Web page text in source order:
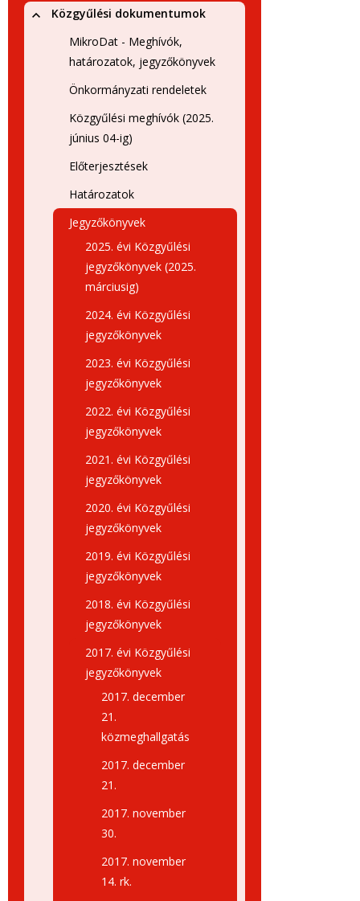
Közgyűlési dokumentumok
MikroDat - Meghívók,
határozatok, jegyzőkönyvek
Önkormányzati rendeletek
Közgyűlési meghívók (2025.
június 04-ig)
Előterjesztések
Határozatok
Jegyzőkönyvek
2025. évi Közgyűlési
jegyzőkönyvek (2025.
márciusig)
2024. évi Közgyűlési
jegyzőkönyvek
2023. évi Közgyűlési
jegyzőkönyvek
2022. évi Közgyűlési
jegyzőkönyvek
2021. évi Közgyűlési
jegyzőkönyvek
2020. évi Közgyűlési
jegyzőkönyvek
2019. évi Közgyűlési
jegyzőkönyvek
2018. évi Közgyűlési
jegyzőkönyvek
2017. évi Közgyűlési
jegyzőkönyvek
2017. december
21.
közmeghallgatás
2017. december
21.
2017. november
30.
2017. november
14. rk.